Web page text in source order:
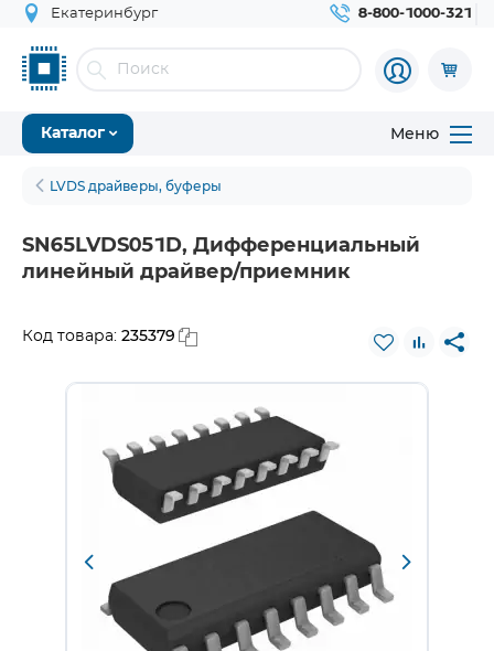
Екатеринбург 8-800-1000-321
Каталог Меню
LVDS драйверы, буферы
SN65LVDS051D, Дифференциальный
линейный драйвер/приемник
Код товара: 235379